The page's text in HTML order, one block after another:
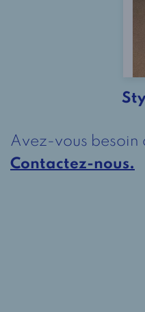
Avez-vous besoin
Contactez-nous.